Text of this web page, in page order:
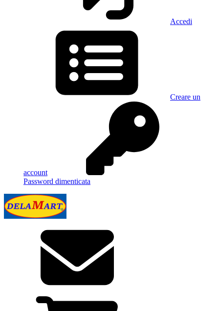
Accedi
Creare un
account
Password dimenticata